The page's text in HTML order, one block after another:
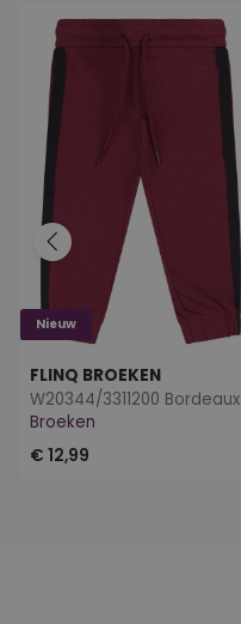
Nieuw
FLINQ BROEKEN
W20344/3311200 Bordeaux
Broeken
€ 12,99